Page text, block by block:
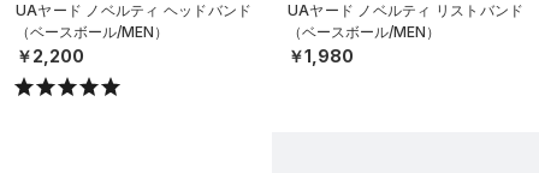
UAヤード ノベルティ ヘッドバンド
（ベースボール/MEN）
￥2,200
UAヤード ノベルティ リストバンド
（ベースボール/MEN）
￥1,980